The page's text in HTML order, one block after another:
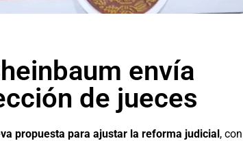
envía
de jueces
propuesta para ajustar la reforma judicial,